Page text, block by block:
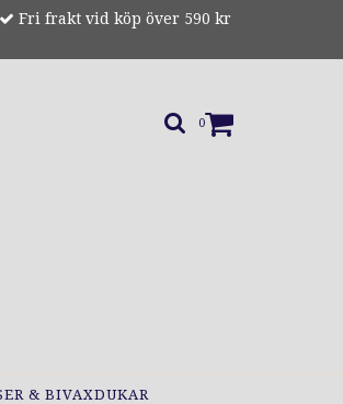
Fri frakt vid köp över 590 kr
0
& BIVAXDUKAR